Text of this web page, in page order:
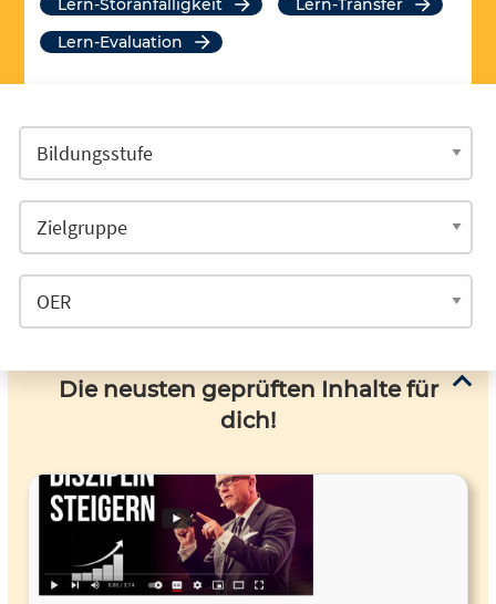
Lern-Störanfälligkeit
Lern-Transfer
Lern-Evaluation
Die neusten geprüften Inhalte für
dich!